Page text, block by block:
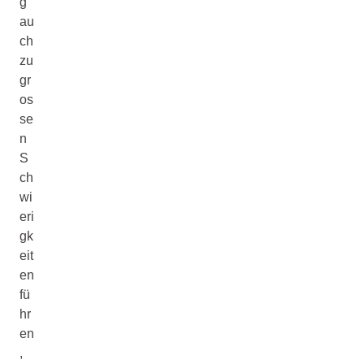
au
ch
zu
gr
os
se
n
S
ch
wi
eri
gk
eit
en
fü
hr
en
,